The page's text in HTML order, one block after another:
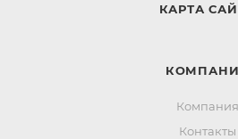
КАРТА
Компания
Контакты